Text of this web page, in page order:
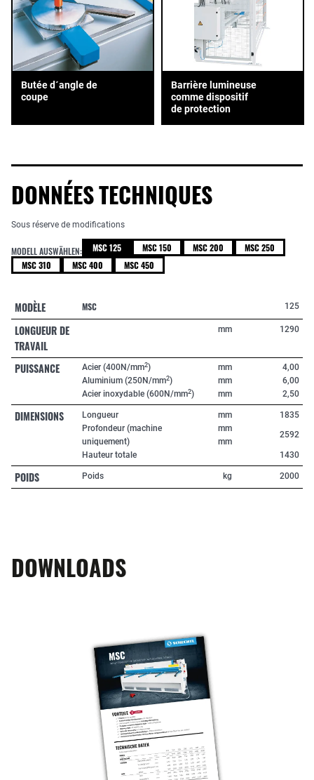
Butée d´angle de
coupe
Barrière lumineuse
comme dispositif
de protection
DONNÉES TECHNIQUES
Sous réserve de modifications
MODELL AUSWÄHLEN: MSC 125 MSC 150 MSC 200
MSC 250
MSC 310
MSC 400 MSC 450
MODÈLE MSC 125
LONGUEUR DE
TRAVAIL
mm 1290
PUISSANCE Acier (400N/mm2)
Aluminium (250N/mm2)
Acier inoxydable (600N/mm2)
mm
mm
mm
4,00
6,00
2,50
DIMENSIONS
Longueur
Profondeur (machine
uniquement)
Hauteur totale
mm
mm
mm
1835
2592
1430
POIDS Poids kg 2000
DOWNLOADS